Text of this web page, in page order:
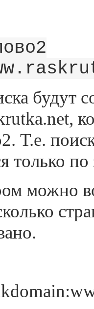
будут
Т.е.
только
можно